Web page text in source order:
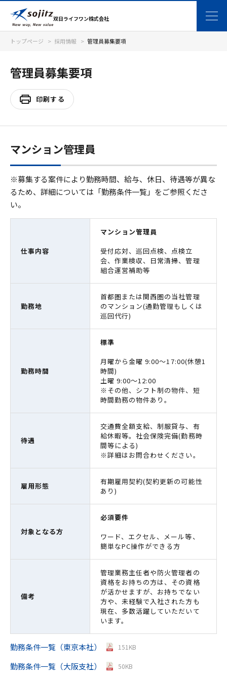
双日ライフワン株式会社
トップページ 採用情報 管理員募集要項
管理員募集要項
印刷する
マンション管理員
※募集する案件により勤務時間、給与、休日、待遇等が異な
るため、詳細については「勤務条件一覧」をご参照くださ
い。
仕事内容
マンション管理員
受付応対、巡回点検、点検立
会、作業検収、日常清掃、管理
組合運営補助等
勤務地
首都圏または関西圏の当社管理
のマンション(通勤管理もしくは
巡回代行)
勤務時間
標準
月曜から金曜 9:00～17:00(休憩1
時間)
土曜 9:00～12:00
※その他、シフト制の物件、短
時間勤務の物件あり。
待遇
交通費全額支給、制服貸与、有
給休暇等。社会保険完備(勤務時
間等による)
※詳細はお問合わせください。
雇用形態
有期雇用契約(契約更新の可能性
あり)
対象となる方
必須要件
ワード、エクセル、メール等、
簡単なPC操作ができる方
備考
管理業務主任者や防火管理者の
資格をお持ちの方は、その資格
が活かせますが、お持ちでない
方や、未経験で入社された方も
現在、多数活躍していただいて
います。
勤務条件一覧（東京本社） 151KB
勤務条件一覧（大阪支社） 50KB